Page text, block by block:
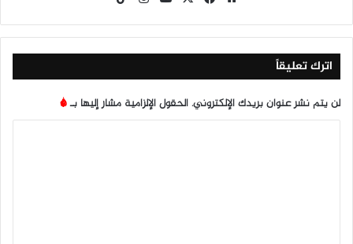
الوي
ب
وك
م
k
اترك تعليقاً
لن يتم نشر عنوان بريدك الإلكتروني.الحقول الإلزامية مشار إليها بـ*